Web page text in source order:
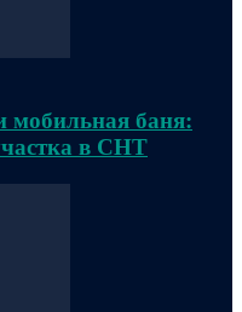
мобильная баня:
в СНТ